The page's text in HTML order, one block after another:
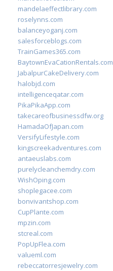
mandelaeffectlibrary.com
roselynns.com
balanceyoganj.com
salesforceblogs.com
TrainGames365.com
BaytownEvaCationRentals.com
JabalpurCakeDelivery.com
halobjd.com
intelligenceqatar.com
PikaPikaApp.com
takecareofbusinessdfw.org
HamadaOfJapan.com
VersifyLifestyle.com
kingscreekadventures.com
antaeuslabs.com
purelycleanchemdry.com
WishOping.com
shoplegacee.com
bonvivantshop.com
CupPlante.com
mpzin.com
stcreal.com
PopUpFlea.com
valueml.com
rebeccatorresjewelry.com